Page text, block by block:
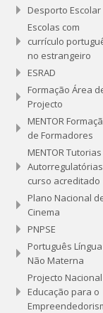
Desporto Escolar
Escolas com
currículo
no estrangeiro
ESRAD
Formação Área
Projecto
MENTOR
de Formadores
MENTOR Tutorias
curso acreditado
Plano Nacional
Cinema
PNPSE
Português Língua
Não Materna
Projecto Nacional
Educação para o